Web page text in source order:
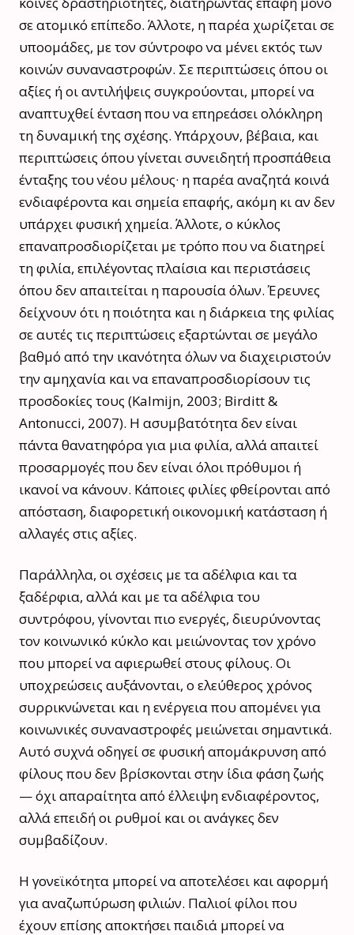
σε ατομικό επίπεδο. Άλλοτε, η παρέα χωρίζεται σε
υποομάδες, με τον σύντροφο να μένει εκτός των
κοινών συναναστροφών. Σε περιπτώσεις όπου οι
αξίες ή οι αντιλήψεις συγκρούονται, μπορεί να
αναπτυχθεί ένταση που να επηρεάσει ολόκληρη
τη δυναμική της σχέσης. Υπάρχουν, βέβαια, και
περιπτώσεις όπου γίνεται συνειδητή προσπάθεια
ένταξης του νέου μέλους· η παρέα αναζητά κοινά
ενδιαφέροντα και σημεία επαφής, ακόμη κι αν δεν
υπάρχει φυσική χημεία. Άλλοτε, ο κύκλος
επαναπροσδιορίζεται με τρόπο που να διατηρεί
τη φιλία, επιλέγοντας πλαίσια και περιστάσεις
όπου δεν απαιτείται η παρουσία όλων. Έρευνες
δείχνουν ότι η ποιότητα και η διάρκεια της φιλίας
σε αυτές τις περιπτώσεις εξαρτώνται σε μεγάλο
βαθμό από την ικανότητα όλων να διαχειριστούν
την αμηχανία και να επαναπροσδιορίσουν τις
προσδοκίες τους (Kalmijn, 2003; Birditt &
Antonucci, 2007). Η ασυμβατότητα δεν είναι
πάντα θανατηφόρα για μια φιλία, αλλά απαιτεί
προσαρμογές που δεν είναι όλοι πρόθυμοι ή
ικανοί να κάνουν. Κάποιες φιλίες φθείρονται από
απόσταση, διαφορετική οικονομική κατάσταση ή
αλλαγές στις αξίες.
Παράλληλα, οι σχέσεις με τα αδέλφια και τα
ξαδέρφια, αλλά και με τα αδέλφια του
συντρόφου, γίνονται πιο ενεργές, διευρύνοντας
τον κοινωνικό κύκλο και μειώνοντας τον χρόνο
που μπορεί να αφιερωθεί στους φίλους. Οι
υποχρεώσεις αυξάνονται, ο ελεύθερος χρόνος
συρρικνώνεται και η ενέργεια που απομένει για
κοινωνικές συναναστροφές μειώνεται σημαντικά.
Αυτό συχνά οδηγεί σε φυσική απομάκρυνση από
φίλους που δεν βρίσκονται στην ίδια φάση ζωής
— όχι απαραίτητα από έλλειψη ενδιαφέροντος,
αλλά επειδή οι ρυθμοί και οι ανάγκες δεν
συμβαδίζουν.
Η γονεϊκότητα μπορεί να αποτελέσει και αφορμή
για αναζωπύρωση φιλιών. Παλιοί φίλοι που
έχουν επίσης αποκτήσει παιδιά μπορεί να